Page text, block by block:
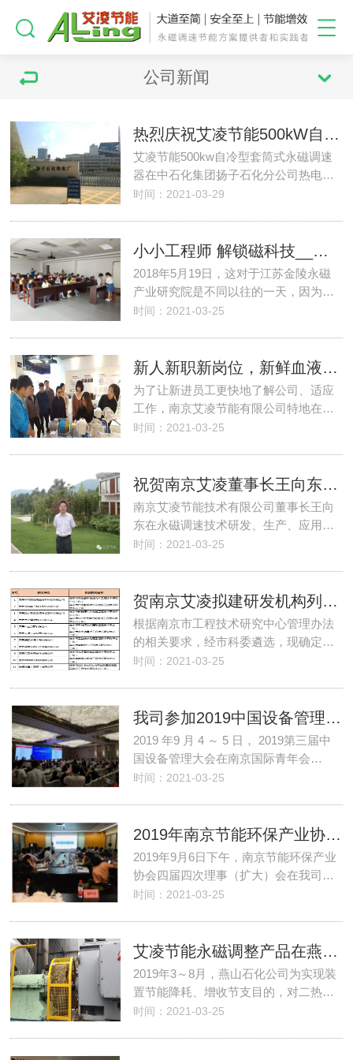
公司新闻
热烈庆祝艾凌节能500kW自冷型套筒式永磁调速器在中石化集团扬子石化分公司热电厂220t锅炉引风机上成功投运
艾凌节能500kw自冷型套筒式永磁调速
器在中石化集团扬子石化分公司热电…
时间：2021-03-29
小小工程师 解锁磁科技__江苏省工程学会小小工程师科普活动圆满落幕
2018年5月19日，这对于江苏金陵永磁
产业研究院是不同以往的一天，因为…
时间：2021-03-25
新人新职新岗位，新鲜血液新力量 --南京艾凌2018新员工培训侧记
为了让新进员工更快地了解公司、适应
工作，南京艾凌节能有限公司特地在…
时间：2021-03-25
祝贺南京艾凌董事长王向东入选2016年国家创新人才推进计划名单
南京艾凌节能技术有限公司董事长王向
东在永磁调速技术研发、生产、应用…
时间：2021-03-25
贺南京艾凌拟建研发机构列入2017年南京市工程技术研究中心培育名单
根据南京市工程技术研究中心管理办法
的相关要求，经市科委遴选，现确定…
时间：2021-03-25
我司参加2019中国设备管理大会
2019 年9 月 4 ～ 5 日， 2019第三届中
国设备管理大会在南京国际青年会…
时间：2021-03-25
2019年南京节能环保产业协会四届四次理事（扩大）会在我司举行
2019年9月6日下午，南京节能环保产业
协会四届四次理事（扩大）会在我司…
时间：2021-03-25
艾凌节能永磁调整产品在燕山石化节能改造中成功应用
2019年3～8月，燕山石化公司为实现装
置节能降耗、增收节支目的，对二热…
时间：2021-03-25